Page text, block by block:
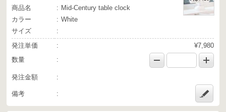
商品名
Mid-Century table clock
カラー
White
サイズ
発注単価
¥7,980
数量
発注金額
備考